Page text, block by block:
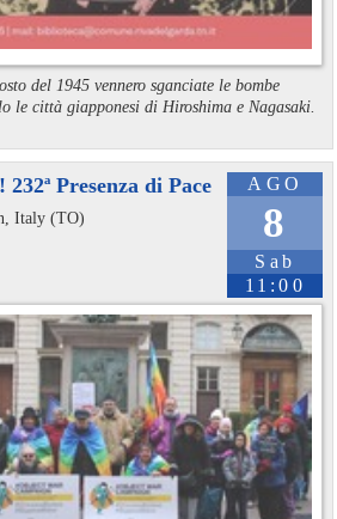
del 1945 vennero sganciate le bombe
le città giapponesi di Hiroshima e Nagasaki.
AGO
8
Sab
11:00
Presenza di Pace
Italy (TO)